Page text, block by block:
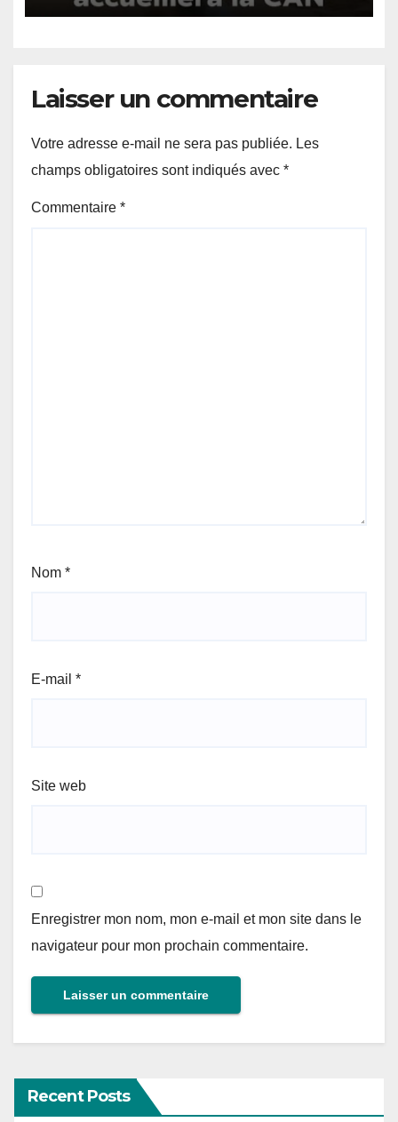
Laisser un commentaire
Votre adresse e-mail ne sera pas publiée. Les
champs obligatoires sont indiqués avec *
Commentaire *
Nom *
E-mail *
Site web
Enregistrer mon nom, mon e-mail et mon site dans le
navigateur pour mon prochain commentaire.
Recent Posts